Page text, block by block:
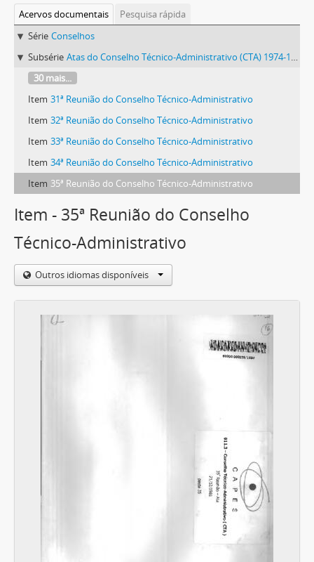
Acervos documentais
Pesquisa rápida
Série Conselhos
Subsérie Atas do Conselho Técnico-Administrativo (CTA) 1974-1981
30 mais...
Item 31ª Reunião do Conselho Técnico-Administrativo
Item 32ª Reunião do Conselho Técnico-Administrativo
Item 33ª Reunião do Conselho Técnico-Administrativo
Item 34ª Reunião do Conselho Técnico-Administrativo
Item 35ª Reunião do Conselho Técnico-Administrativo
Item - 35ª Reunião do Conselho
Técnico-Administrativo
Outros idiomas disponíveis